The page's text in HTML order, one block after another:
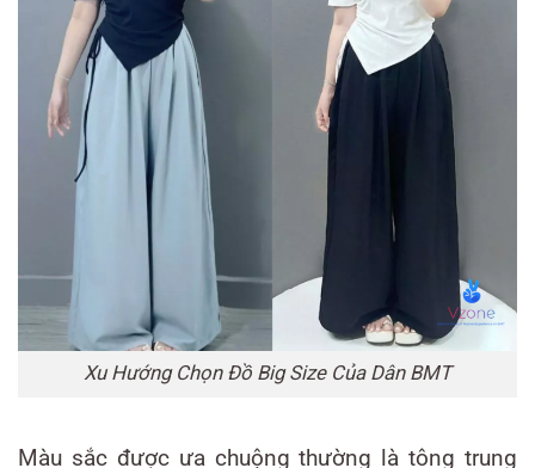
Xu Hướng Chọn Đồ Big Size Của Dân BMT
Màu sắc được ưa chuộng thường là tông trung